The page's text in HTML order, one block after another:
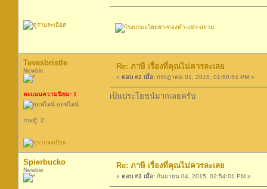
Tevesbristle
Newbie
คะแนนความนิยม: 1
ออฟไลน์
กระทู้: 2
Re: ภาษี เรื่องที่คุณไม่ควรละเลย
« ตอบ #2 เมื่อ: กรกฎาคม 01, 2015, 01:50:54 PM »
เป็นประโยชน์มากเลยครับ
Spierbucko
Newbie Re: ภาษี เรื่องที่คุณไม่ควรละเลย
« ตอบ #3 เมื่อ: กันยายน 04, 2015, 02:54:01 PM »